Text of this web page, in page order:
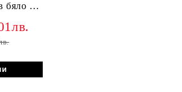
бяло с